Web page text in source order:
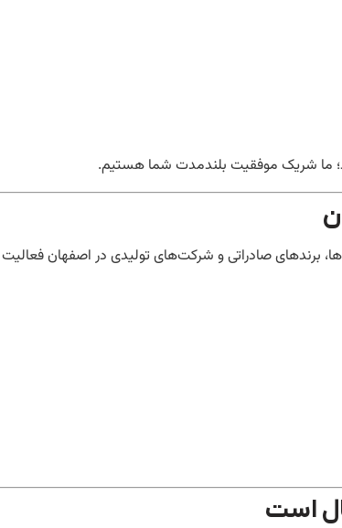
ما شریک موفقیت بلندمدت شما هستیم.
برندهای صادراتی و شرکت‌های تولیدی در اصفهان فعالیت
است